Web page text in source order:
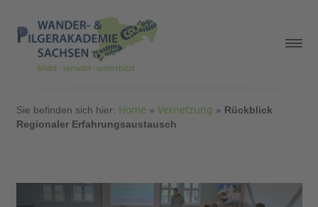
Sie befinden sich hier: Home » Vernetzung » Rückblick
Regionaler Erfahrungsaustausch